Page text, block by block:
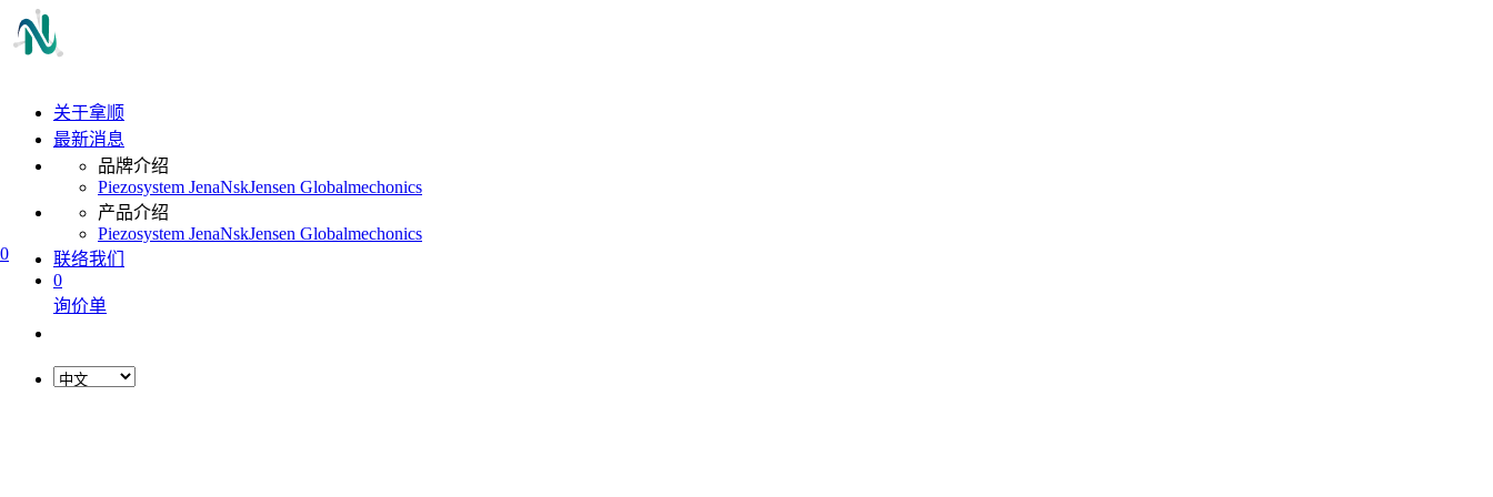
0
关于拿顺
最新消息
品牌介绍
Piezosystem JenaNskJensen Globalmechonics
产品介绍
Piezosystem JenaNskJensen Globalmechonics
联络我们
0
询价单